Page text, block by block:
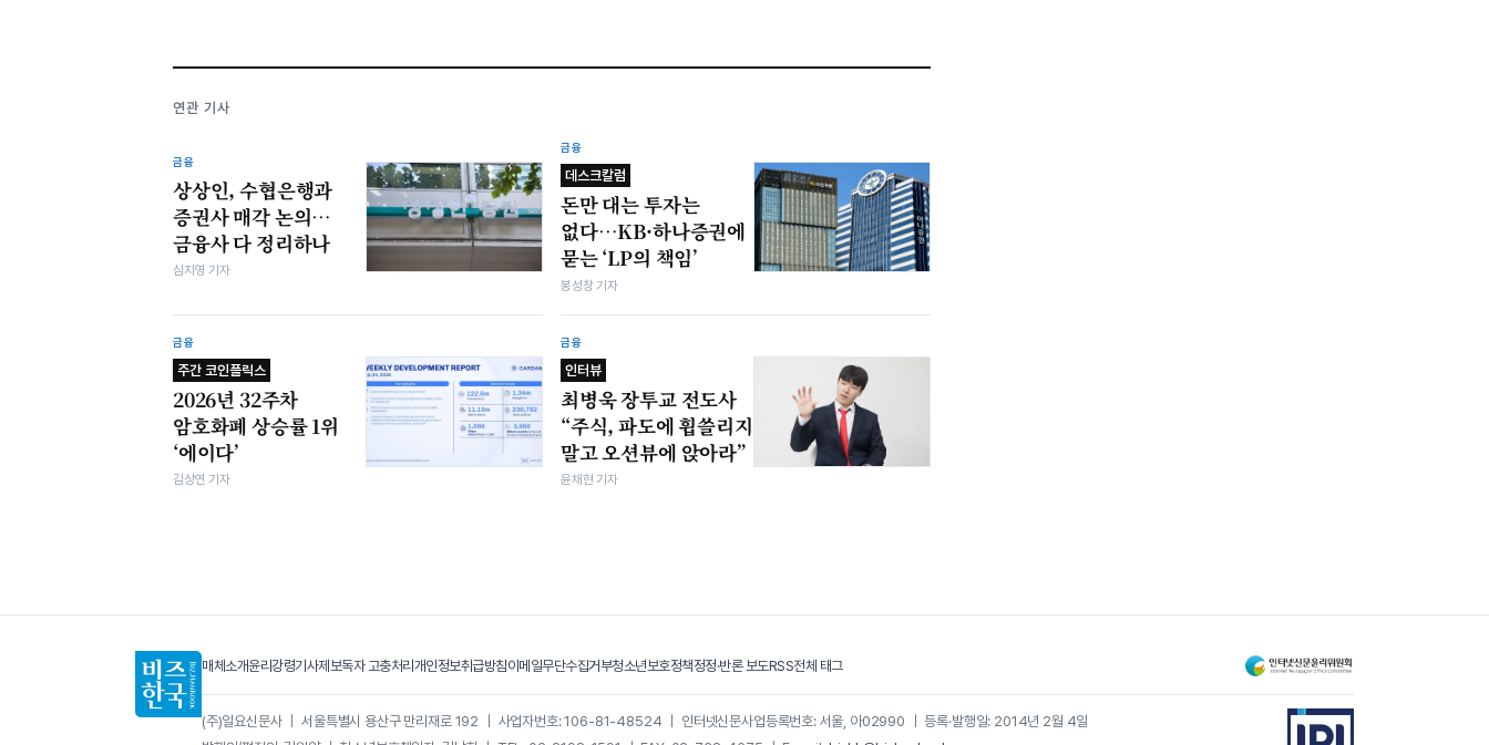
연관 기사
금융
상상인, 수협은행과
증권사 매각 논의…
금융사 다 정리하나
심지영 기자
금융
데스크칼럼
돈만 대는 투자는
없다…KB·하나증권에
묻는 ‘LP의 책임’
봉성창 기자
금융
주간 코인플릭스
2026년 32주차
암호화폐 상승률 1위
‘에이다’
김상연 기자
금융
인터뷰
최병욱 장투교 전도사
“주식, 파도에 휩쓸리지
말고 오션뷰에 앉아라”
윤채현 기자
매체소개윤리강령기사제보독자 고충처리개인정보취급방침이메일무단수집거부청소년보호정책정정·반론 보도RSS전체 태그
(주)일요신문사｜서울특별시 용산구 만리재로 192 사업자번호: 106-81-48524 인터넷신문사업등록번호: 서울, 아02990 ｜등록·발행일: 2014년 2월 4일